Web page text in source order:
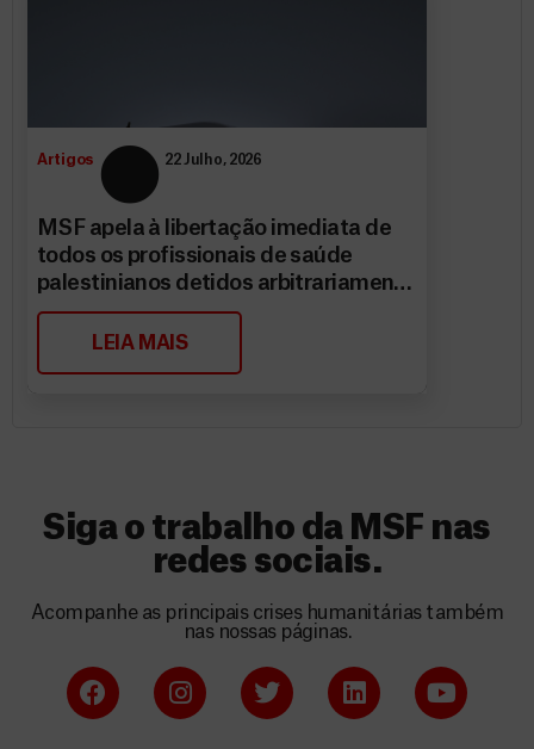
Artigos 22 Julho, 2026
MSF apela à libertação imediata de
todos os profissionais de saúde
palestinianos detidos arbitrariamente
por Israel
LEIA MAIS
Siga o trabalho da MSF nas
redes sociais.
Acompanhe as principais crises humanitárias também
nas nossas páginas.